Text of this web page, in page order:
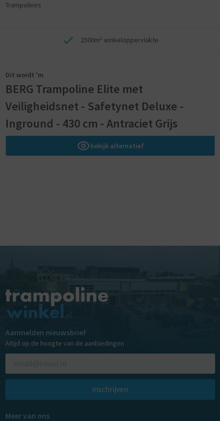
Trampolines
2500m² winkeloppervlakte
Dit wordt 'm
BERG Trampoline Elite met
Veiligheidsnet - Safetynet Deluxe -
Inground - 430 cm - Antraciet Grijs
bekijk alternatief
Aanmelden nieuwsbrief
Altijd op de hoogte van de aanbiedingen
inschrijven
Meer van ons